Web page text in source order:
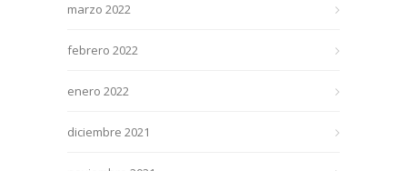
marzo 2022
febrero 2022
enero 2022
diciembre 2021